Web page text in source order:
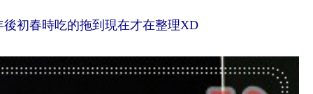
初春時吃的拖到現在才在整理XD